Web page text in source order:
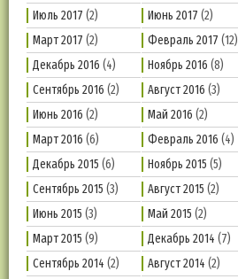
Июль 2017 (2) Июнь 2017 (2)
Март 2017 (2) Февраль 2017 (12)
Декабрь 2016 (4) Ноябрь 2016 (8)
Сентябрь 2016 (2) Август 2016 (3)
Июнь 2016 (2) Май 2016 (2)
Март 2016 (6) Февраль 2016 (4)
Декабрь 2015 (6) Ноябрь 2015 (5)
Сентябрь 2015 (3) Август 2015 (2)
Июнь 2015 (3) Май 2015 (2)
Март 2015 (9) Декабрь 2014 (7)
Сентябрь 2014 (2) Август 2014 (2)